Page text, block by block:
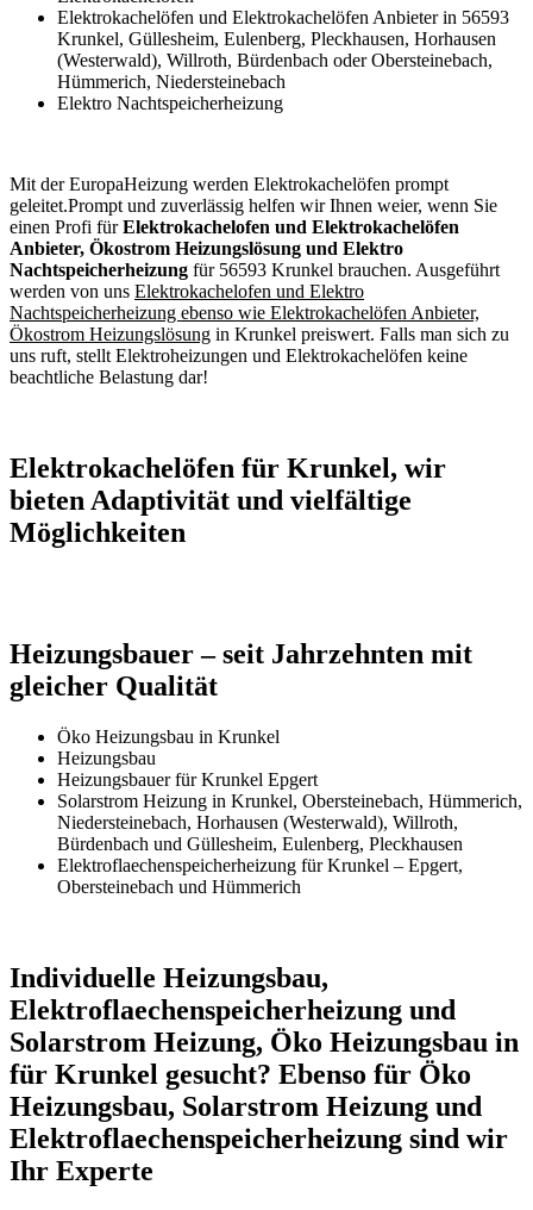
Elektrokachelöfen und Elektrokachelöfen Anbieter in 56593
Krunkel, Güllesheim, Eulenberg, Pleckhausen, Horhausen
(Westerwald), Willroth, Bürdenbach oder Obersteinebach,
Hümmerich, Niedersteinebach
Elektro Nachtspeicherheizung
Mit der EuropaHeizung werden Elektrokachelöfen prompt
geleitet.Prompt und zuverlässig helfen wir Ihnen weier, wenn Sie
einen Profi fürElektrokachelofen und Elektrokachelöfen
Anbieter, Ökostrom Heizungslösung und Elektro
Nachtspeicherheizung für 56593 Krunkel brauchen. Ausgeführt
werden von uns Elektrokachelofen und Elektro
Nachtspeicherheizung ebenso wie Elektrokachelöfen Anbieter,
Ökostrom Heizungslösung in Krunkel preiswert. Falls man sich zu
uns ruft, stellt Elektroheizungen und Elektrokachelöfen keine
beachtliche Belastung dar!
Elektrokachelöfen für Krunkel, wir
bieten Adaptivität und vielfältige
Möglichkeiten
Heizungsbauer – seit Jahrzehnten mit
gleicher Qualität
Öko Heizungsbau in Krunkel
Heizungsbau
Heizungsbauer für Krunkel Epgert
Solarstrom Heizung in Krunkel, Obersteinebach, Hümmerich,
Niedersteinebach, Horhausen (Westerwald), Willroth,
Bürdenbach und Güllesheim, Eulenberg, Pleckhausen
Elektroflaechenspeicherheizung für Krunkel – Epgert,
Obersteinebach und Hümmerich
Individuelle Heizungsbau,
Elektroflaechenspeicherheizung und
Solarstrom Heizung, Öko Heizungsbau in
für Krunkel gesucht? Ebenso für Öko
Heizungsbau, Solarstrom Heizung und
Elektroflaechenspeicherheizung sind wir
Ihr Experte